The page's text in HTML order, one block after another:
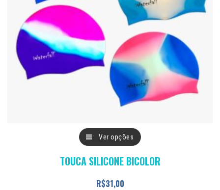
Ver opções
Este
tem
TOUCA SILICONE BICOLOR
R$31,00